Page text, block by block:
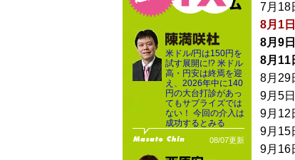
7月18
8月1
8月9
8月11
8月29
9月5
9月
9月15
9月16
米ドル/円は150円を
試す展開に!? 米ドル
高・円安は終焉を迎
え、2026年中に140
円の大台打診があっ
てもサプライズでは
ない！ 今回の介入は
成功するとみる
08/07更新